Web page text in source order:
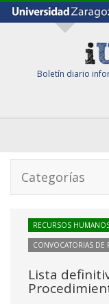
Boletín diario
Categorías
RECURSOS
CONVOCATORIAS DE
Lista